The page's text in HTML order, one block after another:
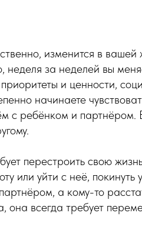
изменится в
неделя за неделей вы
и ценности,
начинаете
с ребёнком и партнёром.
перестроить свою
или уйти с неё, покинуть
а кому-то
она всегда требует